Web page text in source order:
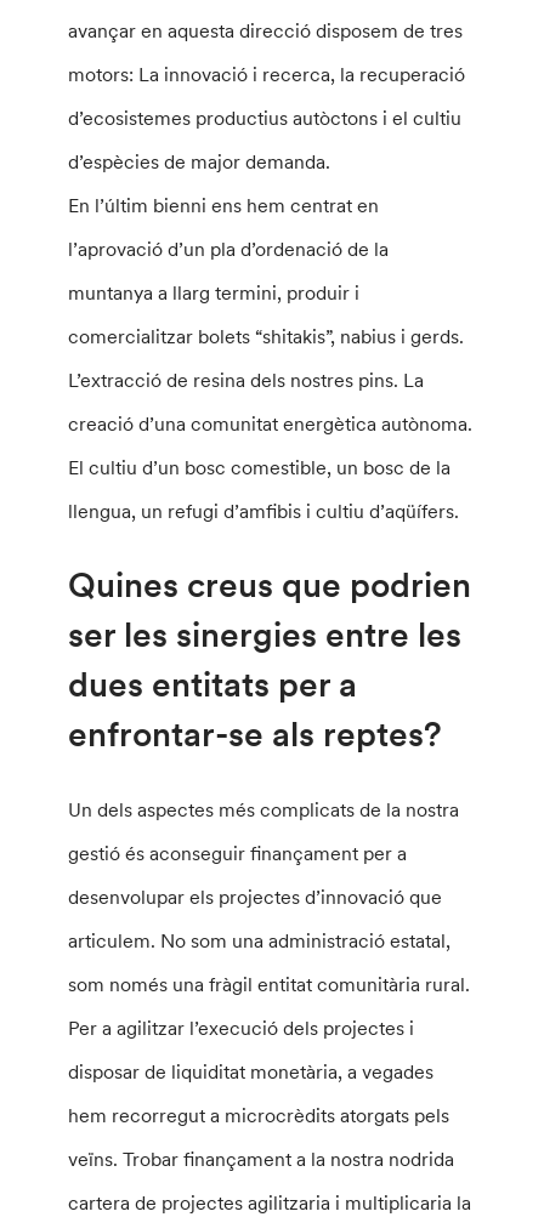
avançar en aquesta direcció disposem de tres
motors: La innovació i recerca, la recuperació
d’ecosistemes productius autòctons i el cultiu
d’espècies de major demanda.
En l’últim bienni ens hem centrat en
l’aprovació d’un pla d’ordenació de la
muntanya a llarg termini, produir i
comercialitzar bolets “shitakis”, nabius i gerds.
L’extracció de resina dels nostres pins. La
creació d’una comunitat energètica autònoma.
El cultiu d’un bosc comestible, un bosc de la
llengua, un refugi d’amfibis i cultiu d’aqüífers.
Quines creus que podrien
ser les sinergies entre les
dues entitats per a
enfrontar-se als reptes?
Un dels aspectes més complicats de la nostra
gestió és aconseguir finançament per a
desenvolupar els projectes d’innovació que
articulem. No som una administració estatal,
som només una fràgil entitat comunitària rural.
Per a agilitzar l’execució dels projectes i
disposar de liquiditat monetària, a vegades
hem recorregut a microcrèdits atorgats pels
veïns. Trobar finançament a la nostra nodrida
cartera de projectes agilitzaria i multiplicaria la